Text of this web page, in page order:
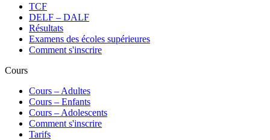
TCF
DELF – DALF
Résultats
Examens des écoles supérieures
Comment s'inscrire
Cours
Сours – Adultes
Cours – Enfants
Cours – Adolescents
Comment s'inscrire
Tarifs